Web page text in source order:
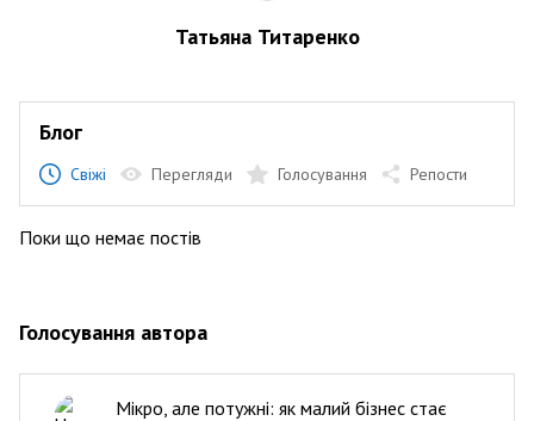
Татьяна Титаренко
Блог
Свіжі Перегляди Голосування Репости
Поки що немає постів
Голосування автора
Мікро, але потужні: як малий бізнес стає